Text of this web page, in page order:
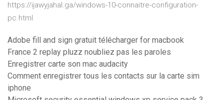
https://ijawyjahal.ga/windows-10-connaitre-configuration-
pc.html
Adobe fill and sign gratuit télécharger for macbook
France 2 replay pluzz noubliez pas les paroles
Enregistrer carte son mac audacity
Comment enregistrer tous les contacts sur la carte sim
iphone